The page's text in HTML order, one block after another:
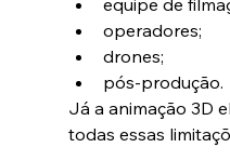
equipe de
operadores;
drones;
pós-produção.
Já a animação 3D
todas essas